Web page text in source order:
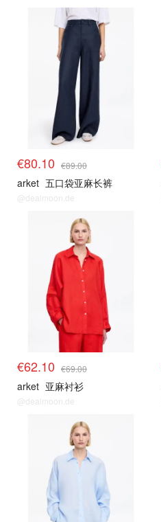
€80.10 €89.00
arket 五口袋亚麻长裤
@dealmoon.de
€62.10 €69.00
arket 亚麻衬衫
@dealmoon.de